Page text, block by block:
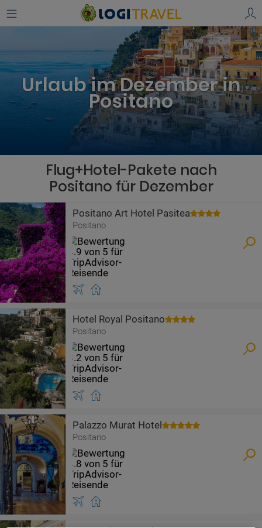
Urlaub im Dezember in
Positano
Flug+Hotel-Pakete nach
Positano für Dezember
Positano Art Hotel Pasitea
Positano
Hotel Royal Positano
Positano
Palazzo Murat Hotel
Positano